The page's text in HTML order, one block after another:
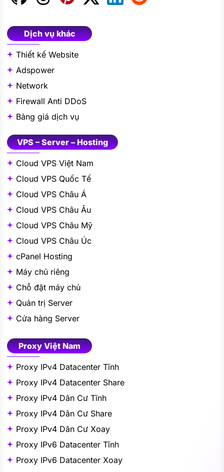
Dịch vụ khác
Thiết kế Website
Adspower
Network
Firewall Anti DDoS
Bảng giá dịch vụ
VPS – Server – Hosting
Cloud VPS Việt Nam
Cloud VPS Quốc Tế
Cloud VPS Châu Á
Cloud VPS Châu Âu
Cloud VPS Châu Mỹ
Cloud VPS Châu Úc
cPanel Hosting
Máy chủ riêng
Chỗ đặt máy chủ
Quản trị Server
Cửa hàng Server
Proxy Việt Nam
Proxy IPv4 Datacenter Tĩnh
Proxy IPv4 Datacenter Share
Proxy IPv4 Dân Cư Tĩnh
Proxy IPv4 Dân Cư Share
Proxy IPv4 Dân Cư Xoay
Proxy IPv6 Datacenter Tĩnh
Proxy IPv6 Datacenter Xoay